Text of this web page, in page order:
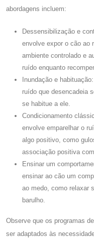
abordagens incluem:
Dessensibilização e
envolve expor o cão ao
ambiente controlado e
ruído enquanto
Inundação e
ruído que desencadeia
se habitue a ele.
Condicionamento
envolve emparelhar o
algo positivo, como
associação positiva
Ensinar um
ensinar ao cão um
ao medo, como relaxar
barulho.
Observe que os programas
ser adaptados às